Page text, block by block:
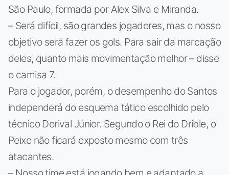
São Paulo, formada por Alex Silva e Miranda.
– Será difícil, são grandes jogadores, mas o nosso
objetivo será fazer os gols. Para sair da marcação
deles, quanto mais movimentação melhor – disse
o camisa 7.
Para o jogador, porém, o desempenho do Santos
independerá do esquema tático escolhido pelo
técnico Dorival Júnior. Segundo o Rei do Drible, o
Peixe não ficará exposto mesmo com três
atacantes.